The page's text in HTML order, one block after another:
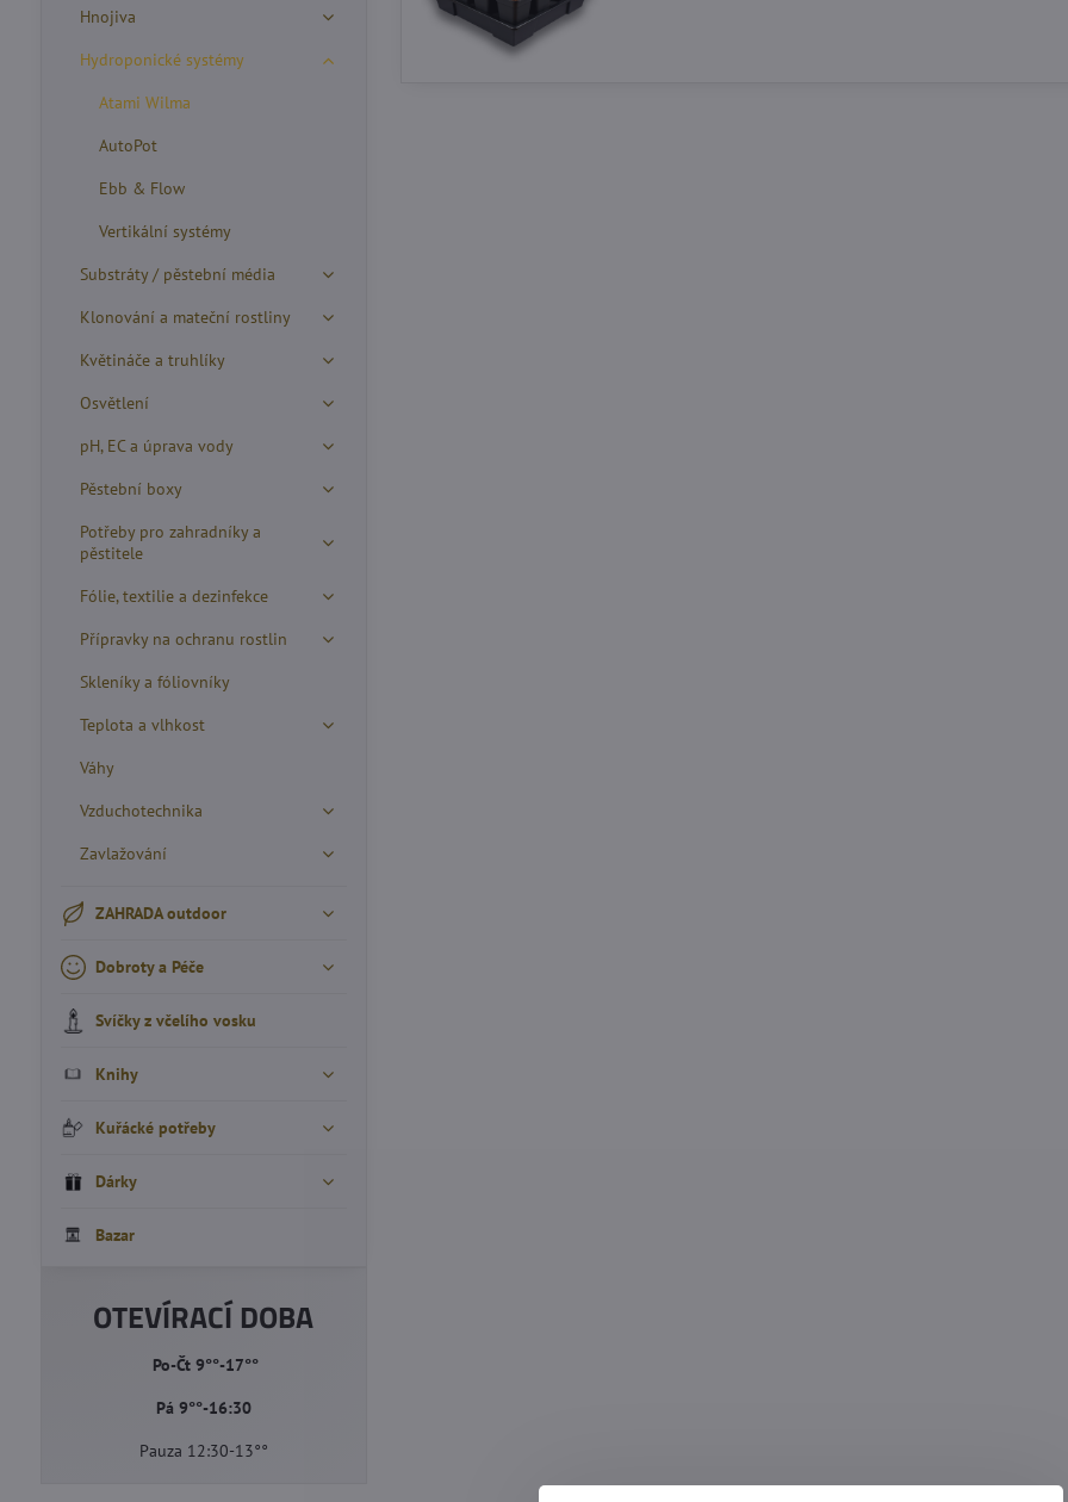
OTEVÍRACÍ DOBA
Po-Čt 9°°-17°°
Pá 9°°-16:30
Pauza 12:30-13°°
Hnojiva
Hydroponické systémy
Atami Wilma
AutoPot
Ebb & Flow
Vertikální systémy
Substráty / pěstební média
Klonování a mateční rostliny
Květináče a truhlíky
Osvětlení
pH, EC a úprava vody
Pěstební boxy
Potřeby pro zahradníky a
pěstitele
Fólie, textilie a dezinfekce
Přípravky na ochranu rostlin
Skleníky a fóliovníky
Teplota a vlhkost
Váhy
Vzduchotechnika
Zavlažování
ZAHRADA outdoor
Dobroty a Péče
Svíčky z včelího vosku
Knihy
Kuřácké potřeby
Dárky
Bazar